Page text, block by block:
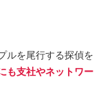
ルを尾行する探偵を
も支社やネットワー